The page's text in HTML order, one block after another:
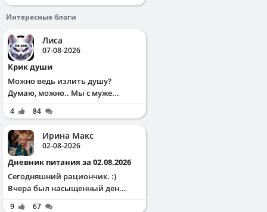
Интересные блоги
Лиса
07-08-2026
Крик души
Можно ведь излить душу?
Думаю, можно.. Мы с муже...
4 84
Ирина Макс
02-08-2026
Дневник питания за 02.08.2026
Сегодняшний рациончик. :)
Вчера был насыщенный ден...
9 67